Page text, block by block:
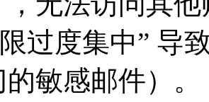
过度集中” 导
敏感邮件）。